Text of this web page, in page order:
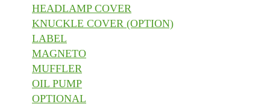
HEADLAMP COVER
KNUCKLE COVER (OPTION)
LABEL
MAGNETO
MUFFLER
OIL PUMP
OPTIONAL